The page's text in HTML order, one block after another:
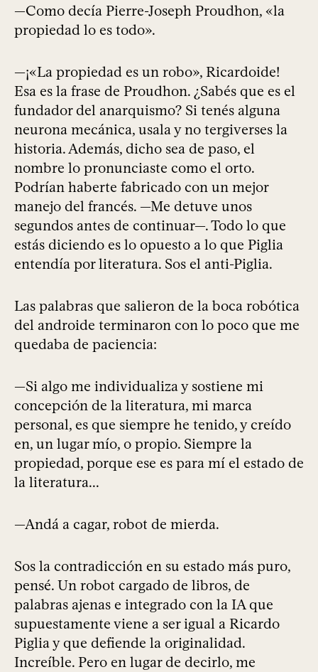
—Como decía Pierre-Joseph Proudhon, «la
propiedad lo es todo».
—¡«La propiedad es un robo», Ricardoide!
Esa es la frase de Proudhon. ¿Sabés que es el
fundador del anarquismo? Si tenés alguna
neurona mecánica, usala y no tergiverses la
historia. Además, dicho sea de paso, el
nombre lo pronunciaste como el orto.
Podrían haberte fabricado con un mejor
manejo del francés. —Me detuve unos
segundos antes de continuar—. Todo lo que
estás diciendo es lo opuesto a lo que Piglia
entendía por literatura. Sos el anti-Piglia.
Las palabras que salieron de la boca robótica
del androide terminaron con lo poco que me
quedaba de paciencia:
—Si algo me individualiza y sostiene mi
concepción de la literatura, mi marca
personal, es que siempre he tenido, y creído
en, un lugar mío, o propio. Siempre la
propiedad, porque ese es para mí el estado de
la literatura...
—Andá a cagar, robot de mierda.
Sos la contradicción en su estado más puro,
pensé. Un robot cargado de libros, de
palabras ajenas e integrado con la IA que
supuestamente viene a ser igual a Ricardo
Piglia y que defiende la originalidad.
Increíble. Pero en lugar de decirlo, me